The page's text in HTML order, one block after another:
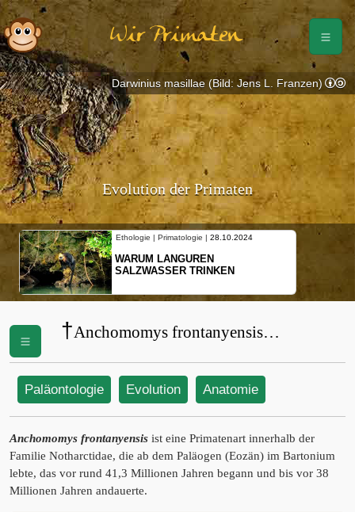
Wir Primaten
Evolution der Primaten
Ethologie | Primatologie | 28.10.2024
WARUM LANGUREN
SALZWASSER TRINKEN
Darwinius masillae (Bild: Jens L. Franzen)
†Anchomomys frontanyensis
Paläontologie Evolution Anatomie
Anchomomys frontanyensis ist eine Primatenart innerhalb der
Familie Notharctidae, die ab dem Paläogen (Eozän) im Bartonium
lebte, das vor rund 41,3 Millionen Jahren begann und bis vor 38
Millionen Jahren andauerte.